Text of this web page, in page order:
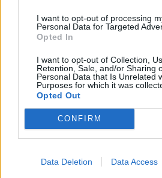
I want to opt-out of processing
Personal Data for Targeted
Opted In
I want to opt-out of Collection,
Retention, Sale, and/or Sharing
Personal Data that Is Unrelated
Purposes for which it was
Opted Out
CONFIRM
Data Deletion Data Access
Θέσεις εργασίας
Όλες οι Θέσεις Εργασίας